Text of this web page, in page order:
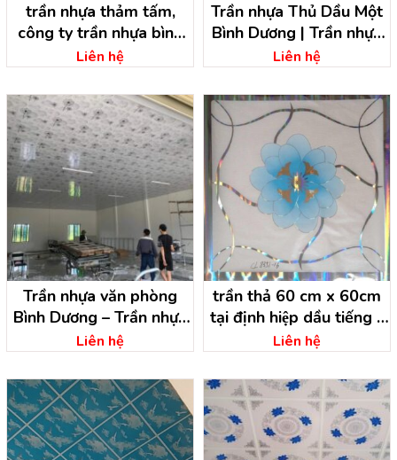
trần nhựa thảm tấm,
công ty trần nhựa bình
dương
Liên hệ
Trần nhựa Thủ Dầu Một
Bình Dương | Trần nhựa
Bình Dương
Liên hệ
Trần nhựa văn phòng
Bình Dương – Trần nhựa
dĩ an bình dương
Liên hệ
trần thả 60 cm x 60cm
tại định hiệp dầu tiếng –
bình dương
Liên hệ